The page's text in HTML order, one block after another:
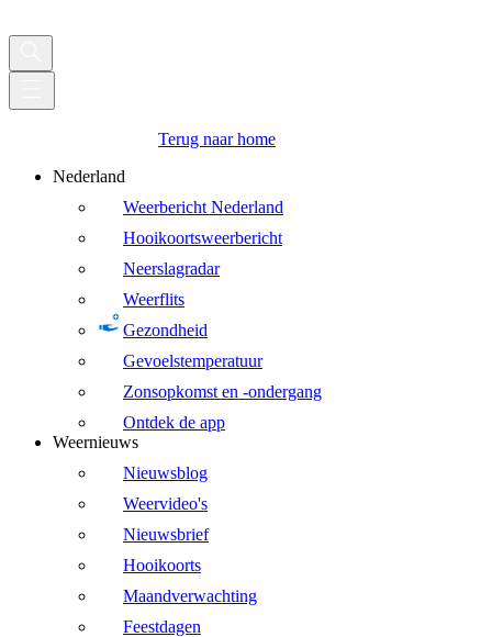
Terug naar home
Nederland
Weerbericht Nederland
Hooikoortsweerbericht
Neerslagradar
Weerflits
Gezondheid
Gevoelstemperatuur
Zonsopkomst en -ondergang
Ontdek de app
Weernieuws
Nieuwsblog
Weervideo's
Nieuwsbrief
Hooikoorts
Maandverwachting
Feestdagen